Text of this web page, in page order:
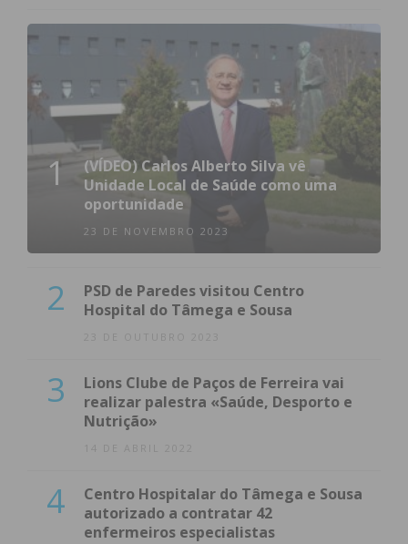
1
(VÍDEO) Carlos Alberto Silva vê
Unidade Local de Saúde como uma
oportunidade
23 DE NOVEMBRO 2023
2
PSD de Paredes visitou Centro
Hospital do Tâmega e Sousa
23 DE OUTUBRO 2023
3
Lions Clube de Paços de Ferreira vai
realizar palestra «Saúde, Desporto e
Nutrição»
14 DE ABRIL 2022
4
Centro Hospitalar do Tâmega e Sousa
autorizado a contratar 42
enfermeiros especialistas